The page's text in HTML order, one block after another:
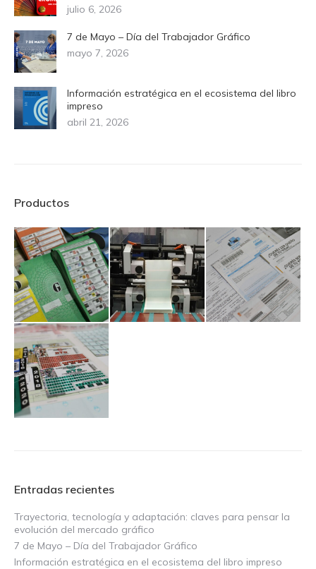
julio 6, 2026
7 de Mayo – Día del Trabajador Gráfico
mayo 7, 2026
Información estratégica en el ecosistema del libro
impreso
abril 21, 2026
Productos
Entradas recientes
Trayectoria, tecnología y adaptación: claves para pensar la
evolución del mercado gráfico
7 de Mayo – Día del Trabajador Gráfico
Información estratégica en el ecosistema del libro impreso